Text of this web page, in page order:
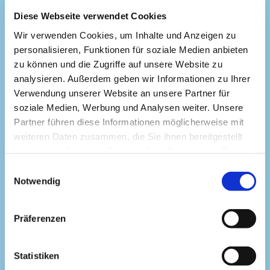
Diese Webseite verwendet Cookies
Wir verwenden Cookies, um Inhalte und Anzeigen zu
personalisieren, Funktionen für soziale Medien anbieten
zu können und die Zugriffe auf unsere Website zu
analysieren. Außerdem geben wir Informationen zu Ihrer
Verwendung unserer Website an unsere Partner für
soziale Medien, Werbung und Analysen weiter. Unsere
Partner führen diese Informationen möglicherweise mit
weiteren Daten zusammen, die Sie ihnen bereitgestellt
Notwendig
Präferenzen
Statistiken
Partnerschaft auf Augenhöhe
Als Ihr Generalunternehmer garantieren wir absolute
Termin- und Kostensicherheit. Ein fester
Ansprechpartner begleitet Ihr Projekt persönlich - vom
ersten Entwurf bis zur Schlüsselübergabe.
Unser Versprechen